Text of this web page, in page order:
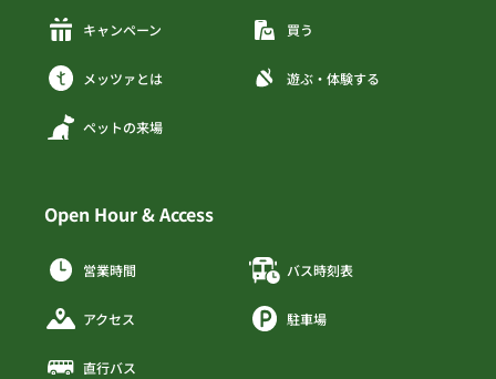
キャンペーン
メッツァとは
ペットの来場
買う
遊ぶ・体験する
Open Hour & Access
営業時間
アクセス
直行バス
バス時刻表
駐車場